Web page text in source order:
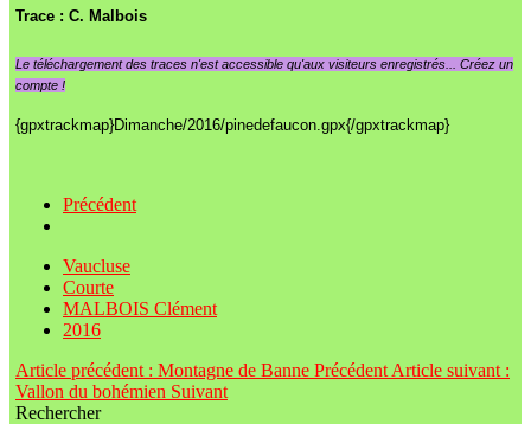
Trace : C. Malbois
Le téléchargement des traces n'est accessible qu'aux visiteurs enregistrés... Créez un
compte !
{gpxtrackmap}Dimanche/2016/pinedefaucon.gpx{/gpxtrackmap}
Précédent
Vaucluse
Courte
MALBOIS Clément
2016
Article précédent : Montagne de Banne Précédent Article suivant :
Vallon du bohémien Suivant
Rechercher